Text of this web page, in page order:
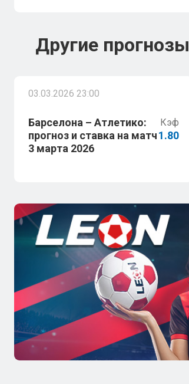
Другие прогнозы
03.03.2026 23:00
Барселона – Атлетико:
прогноз и ставка на матч
3 марта 2026
Кэф
1.80